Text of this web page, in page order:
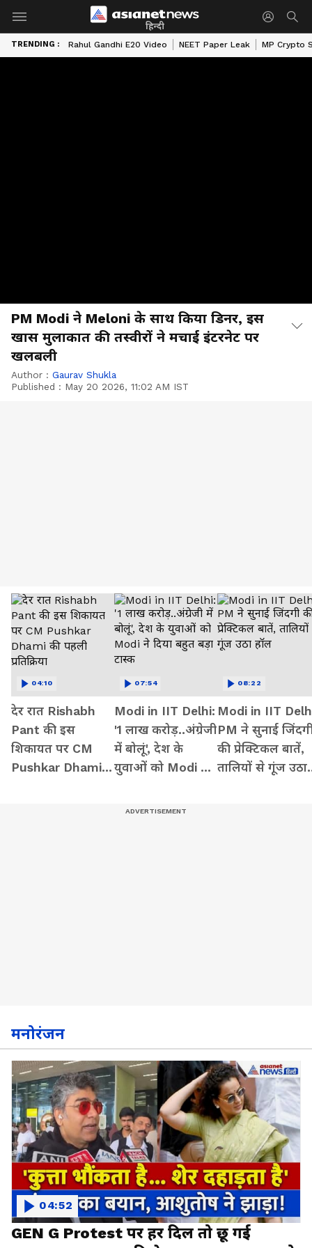
हिन्दी
TRENDING : Rahul Gandhi E20 Video NEET Paper Leak MP Crypto
PM Modi ने Meloni के साथ किया डिनर, इस
खास मुलाकात की तस्वीरों ने मचाई इंटरनेट पर
खलबली
Author : Gaurav Shukla
Published : May 20 2026, 11:02 AM IST
देर रात Rishabh
Pant की इस
शिकायत पर CM
Pushkar Dhami
04:10
Modi in IIT Delhi:
'1 लाख करोड़..अंग्रेजी
में बोलूं', देश के
युवाओं को Modi ने
07:54
Modi in IIT
PM ने सुनाई
की प्रेक्टिकल बातें,
तालियों से गूंज उठा
08:22
मनोरंजन
GEN G Protest पर हर दिल तो छू गई
04:52